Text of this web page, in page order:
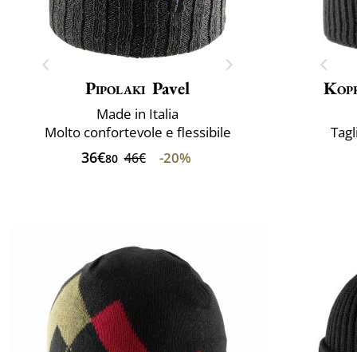
Pipolaki Pavel
Made in Italia
Molto confortevole e flessibile
36€80 46€ -20%